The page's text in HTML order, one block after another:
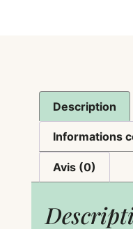
Description
Informations
Avis (0)